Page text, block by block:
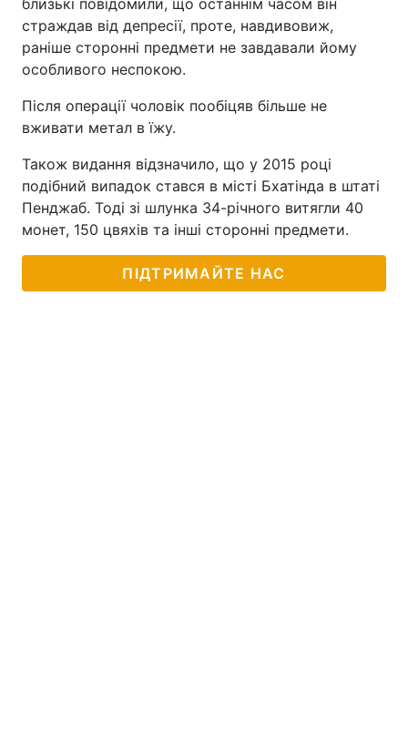
близькі повідомили, що останнім часом він
страждав від депресії, проте, навдивовиж,
раніше сторонні предмети не завдавали йому
особливого неспокою.
Після операції чоловік пообіцяв більше не
вживати метал в їжу.
Також видання відзначило, що у 2015 році
подібний випадок стався в місті Бхатінда в штаті
Пенджаб. Тоді зі шлунка 34-річного витягли 40
монет, 150 цвяхів та інші сторонні предмети.
ПІДТРИМАЙТЕ НАС